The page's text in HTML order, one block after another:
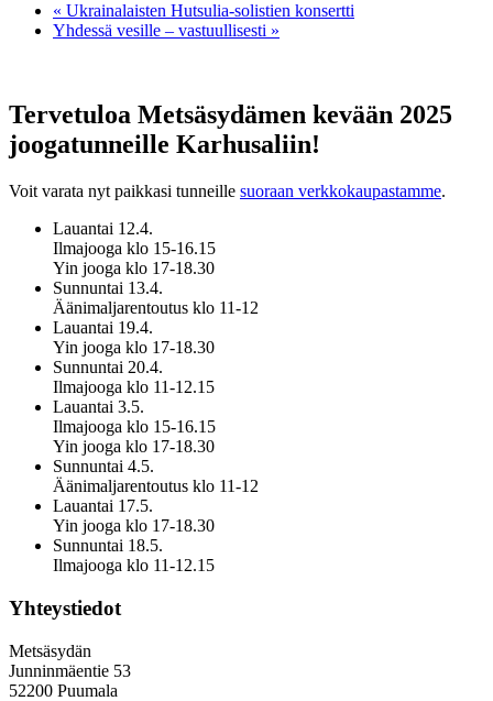
« Ukrainalaisten Hutsulia-solistien konsertti
Yhdessä vesille – vastuullisesti »
Tervetuloa Metsäsydämen kevään 2025
joogatunneille Karhusaliin!
Voit varata nyt paikkasi tunneille suoraan verkkokaupastamme.
Lauantai 12.4.
Ilmajooga klo 15-16.15
Yin jooga klo 17-18.30
Sunnuntai 13.4.
Äänimaljarentoutus klo 11-12
Lauantai 19.4.
Yin jooga klo 17-18.30
Sunnuntai 20.4.
Ilmajooga klo 11-12.15
Lauantai 3.5.
Ilmajooga klo 15-16.15
Yin jooga klo 17-18.30
Sunnuntai 4.5.
Äänimaljarentoutus klo 11-12
Lauantai 17.5.
Yin jooga klo 17-18.30
Sunnuntai 18.5.
Ilmajooga klo 11-12.15
Yhteystiedot
Metsäsydän
Junninmäentie 53
52200 Puumala